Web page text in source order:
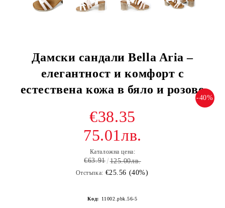
Дамски сандали Bella Aria –
елегантност и комфорт с
естествена кожа в бяло и розово
-40%
€38.35
75.01лв.
Каталожна цена:
€63.91 125.00лв.
Отстъпка: €25.56 (40%)
Код: 11002.pbk.56-5